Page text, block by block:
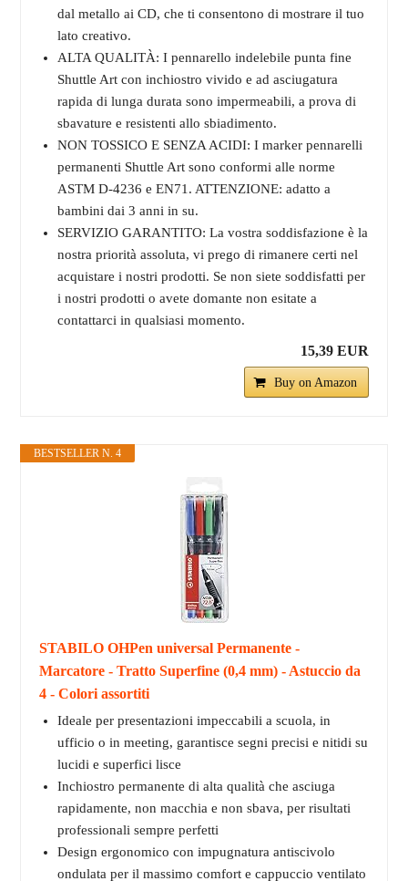
dal metallo ai CD, che ti consentono di mostrare il tuo
lato creativo.
ALTA QUALITÀ: I pennarello indelebile punta fine
Shuttle Art con inchiostro vivido e ad asciugatura
rapida di lunga durata sono impermeabili, a prova di
sbavature e resistenti allo sbiadimento.
NON TOSSICO E SENZA ACIDI: I marker pennarelli
permanenti Shuttle Art sono conformi alle norme
ASTM D-4236 e EN71. ATTENZIONE: adatto a
bambini dai 3 anni in su.
SERVIZIO GARANTITO: La vostra soddisfazione è la
nostra priorità assoluta, vi prego di rimanere certi nel
acquistare i nostri prodotti. Se non siete soddisfatti per
i nostri prodotti o avete domante non esitate a
contattarci in qualsiasi momento.
15,39 EUR
Buy on Amazon
BESTSELLER N. 4
STABILO OHPen universal Permanente -
Marcatore - Tratto Superfine (0,4 mm) - Astuccio da
4 - Colori assortiti
Ideale per presentazioni impeccabili a scuola, in
ufficio o in meeting, garantisce segni precisi e nitidi su
lucidi e superfici lisce
Inchiostro permanente di alta qualità che asciuga
rapidamente, non macchia e non sbava, per risultati
professionali sempre perfetti
Design ergonomico con impugnatura antiscivolo
ondulata per il massimo comfort e cappuccio ventilato